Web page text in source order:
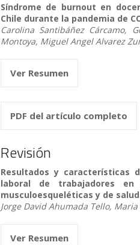
Síndrome de burnout en
Chile durante la pandemia de
Carolina Santibáñez Cárcamo,
Montoya, Miguel Angel Alvarez
Ver Resumen
PDF del artículo completo
Revisión
Resultados y características
laboral de trabajadores en
musculoesqueléticas y de
Jorge David Ahumada Tello,
Ver Resumen